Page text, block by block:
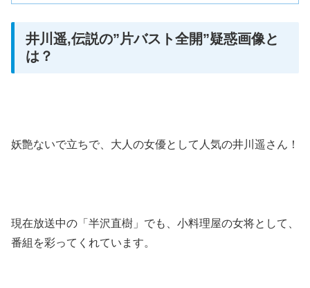
井川遥,伝説の”片バスト全開”疑惑画像と
は？
妖艶ないで立ちで、大人の女優として人気の井川遥さん！
現在放送中の「半沢直樹」でも、小料理屋の女将として、
番組を彩ってくれています。